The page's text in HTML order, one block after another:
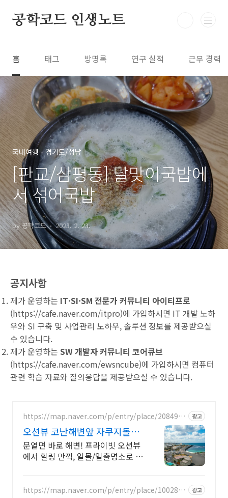
공학코드 인생노트
홈 태그 방명록 연구 실적 근무 경력
국내여행 - 경기도/성남
[판교/삼평동] 달맞이국밥에
서 섞어국밥
by 공학코드 2023. 2. 23.
공지사항
제가 운영하는 IT·SI·SM 전문가 커뮤니티 아이티프로
(https://cafe.naver.com/itpro)에 가입하시면 IT 개발 노하
우와 SI 구축 및 사업관리 노하우, 솔루션 정보를 제공받으실
수 있습니다.
제가 운영하는 SW 개발자 커뮤니티 코어큐브
(https://cafe.naver.com/ewsncube)에 가입하시면 컴퓨터
관련 학습 자료와 질의응답을 제공받으실 수 있습니다.
https://map.naver.com/p/entry/place/2084915
광고
오션뷰 코난해변앞 자쿠지돌집
2인~10인 대가족/단체예약
문열면 바로 해변! 프라이빗 오션뷰
에서 힐링 만끽, 일몰/일출명소로 인
욕, 제주바다보러오세요
https://map.naver.com/p/entry/place/1002877
광고